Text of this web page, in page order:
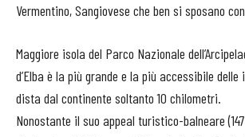
Vermentino, Sangiovese che ben si sposano
Maggiore isola del Parco Nazionale
d’Elba è la più grande e la più accessibile
dista dal continente soltanto 10 chilometri.
Nonostante il suo appeal turistico-balneare